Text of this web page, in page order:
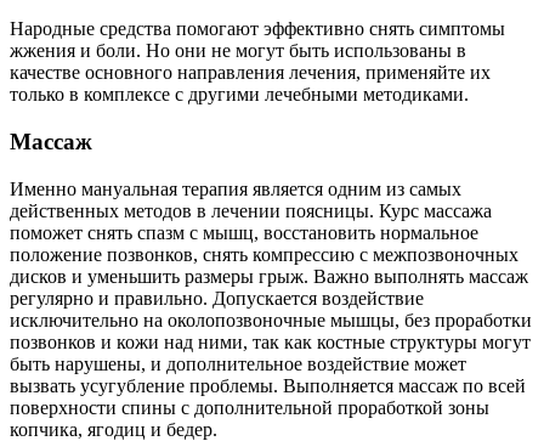
Народные средства помогают эффективно снять симптомы
жжения и боли. Но они не могут быть использованы в
качестве основного направления лечения, применяйте их
только в комплексе с другими лечебными методиками.
Массаж
Именно мануальная терапия является одним из самых
действенных методов в лечении поясницы. Курс массажа
поможет снять спазм с мышц, восстановить нормальное
положение позвонков, снять компрессию с межпозвоночных
дисков и уменьшить размеры грыж. Важно выполнять массаж
регулярно и правильно. Допускается воздействие
исключительно на околопозвоночные мышцы, без проработки
позвонков и кожи над ними, так как костные структуры могут
быть нарушены, и дополнительное воздействие может
вызвать усугубление проблемы. Выполняется массаж по всей
поверхности спины с дополнительной проработкой зоны
копчика, ягодиц и бедер.